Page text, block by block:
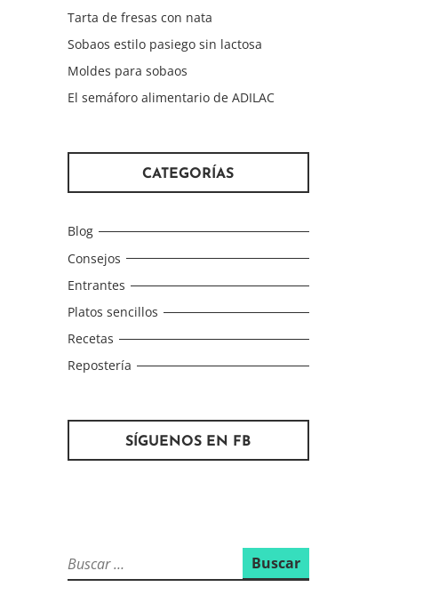
Tarta de fresas con nata
Sobaos estilo pasiego sin lactosa
Moldes para sobaos
El semáforo alimentario de ADILAC
CATEGORÍAS
Blog
Consejos
Entrantes
Platos sencillos
Recetas
Repostería
SÍGUENOS EN FB
Buscar: